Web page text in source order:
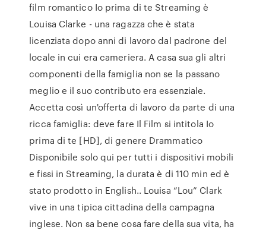
film romantico Io prima di te Streaming è
Louisa Clarke - una ragazza che è stata
licenziata dopo anni di lavoro dal padrone del
locale in cui era cameriera. A casa sua gli altri
componenti della famiglia non se la passano
meglio e il suo contributo era essenziale.
Accetta così un'offerta di lavoro da parte di una
ricca famiglia: deve fare Il Film si intitola Io
prima di te [HD], di genere Drammatico
Disponibile solo qui per tutti i dispositivi mobili
e fissi in Streaming, la durata è di 110 min ed è
stato prodotto in English.. Louisa “Lou” Clark
vive in una tipica cittadina della campagna
inglese. Non sa bene cosa fare della sua vita, ha